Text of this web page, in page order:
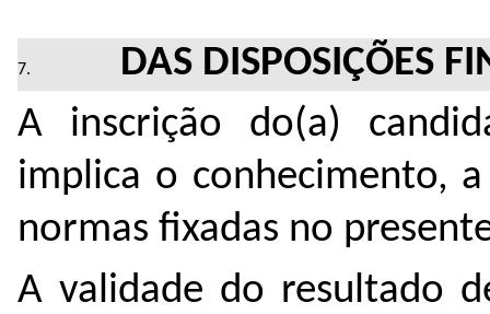
DAS DISPOSIÇÕES
A inscrição do(a)
implica o conhecimento,
normas fixadas no
A validade do resultado